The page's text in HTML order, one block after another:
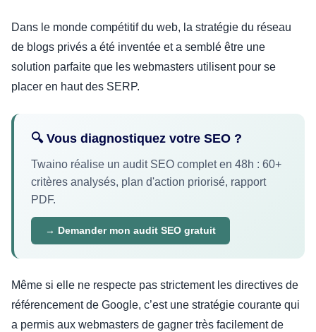
Dans le monde compétitif du web, la stratégie du réseau
de blogs privés a été inventée et a semblé être une
solution parfaite que les webmasters utilisent pour se
placer en haut des SERP.
🔍 Vous diagnostiquez votre SEO ?
Twaino réalise un audit SEO complet en 48h : 60+
critères analysés, plan d'action priorisé, rapport
PDF.
→ Demander mon audit SEO gratuit
Même si elle ne respecte pas strictement les directives de
référencement de Google, c’est une stratégie courante qui
a permis aux webmasters de gagner très facilement de